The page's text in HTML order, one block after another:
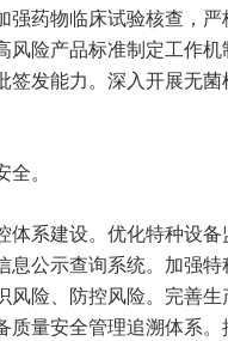
强药物临床试验核查，
风险产品标准制定工作
发能力。深入开展无
。
体系建设。优化特种设
息公示查询系统。加强
风险、防控风险。完善
质量安全管理追溯体系